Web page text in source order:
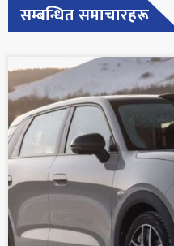
सम्बन्धित समाचारहरू